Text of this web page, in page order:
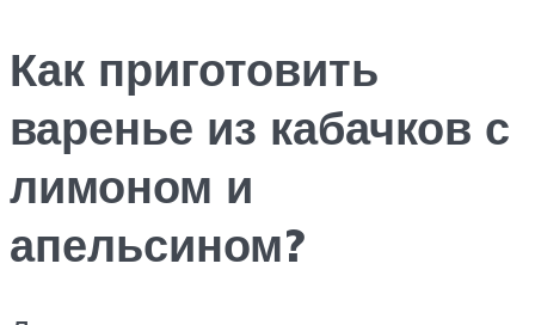
Как приготовить
варенье из кабачков с
лимоном и
апельсином?